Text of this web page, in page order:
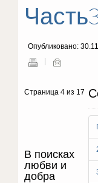
Опубликовано:
Страница 4 из 17
В поисках
любви и
добра